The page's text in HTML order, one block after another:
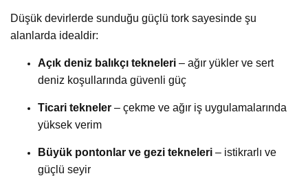
Düşük devirlerde sunduğu güçlü tork sayesinde şu
alanlarda idealdir:
Açık deniz balıkçı tekneleri – ağır yükler ve sert
deniz koşullarında güvenli güç
Ticari tekneler – çekme ve ağır iş uygulamalarında
yüksek verim
Büyük pontonlar ve gezi tekneleri – istikrarlı ve
güçlü seyir